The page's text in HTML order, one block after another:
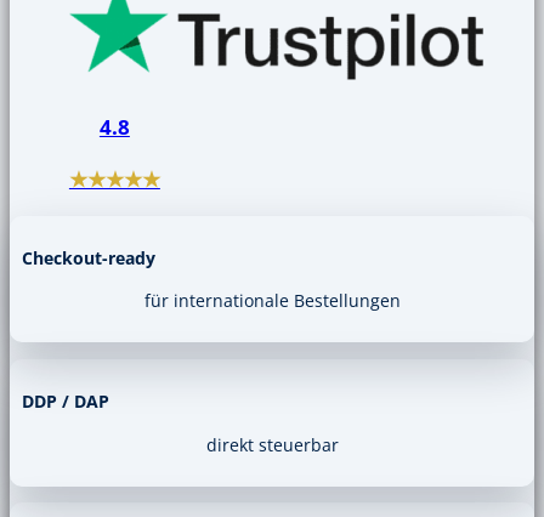
4.8
★★★★★
Checkout-ready
für internationale Bestellungen
DDP / DAP
direkt steuerbar